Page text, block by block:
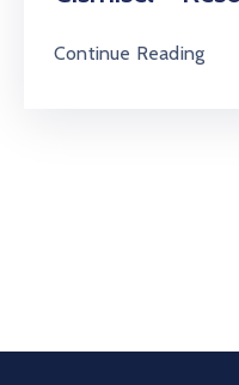
Continue Reading